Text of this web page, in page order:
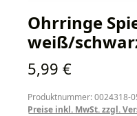
Ohrringe
weiß/
Regulärer Preis:
5,99 €
Produktnummer: 0024318-
Preise inkl. MwSt. zzgl.